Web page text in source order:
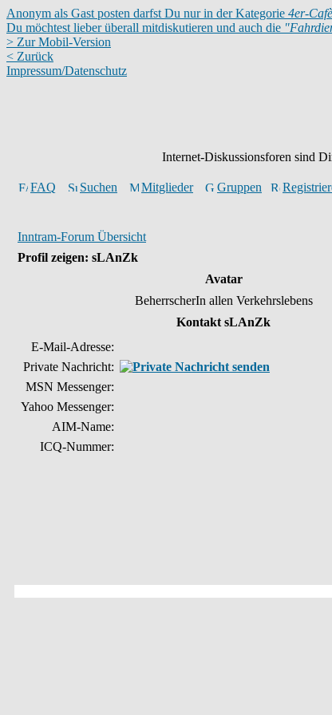
Anonym als Gast posten darfst Du nur in der Kategorie 4er-Cafè
Du möchtest lieber überall mitdiskutieren und auch die
> Zur Mobil-Version
< Zurück
Impressum/Datenschutz
Internet-Diskussionsforen sind
FAQ Suchen Mitglieder Gruppen
Inntram-Forum Übersicht
Profil zeigen: sLAnZk
Avatar
BeherrscherIn allen Verkehrslebens
Kontakt sLAnZk
E-Mail-Adresse:
Private Nachricht:
MSN Messenger:
Yahoo Messenger:
AIM-Name:
ICQ-Nummer: